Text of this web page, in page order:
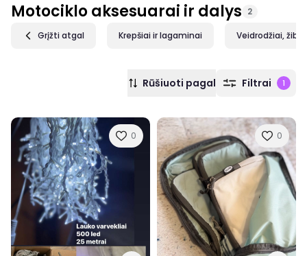
Motociklo aksesuarai ir dalys 2
Grįžti atgal Krepšiai ir lagaminai Veidrodžiai,
Rūšiuoti pagal Filtrai 1
0 0